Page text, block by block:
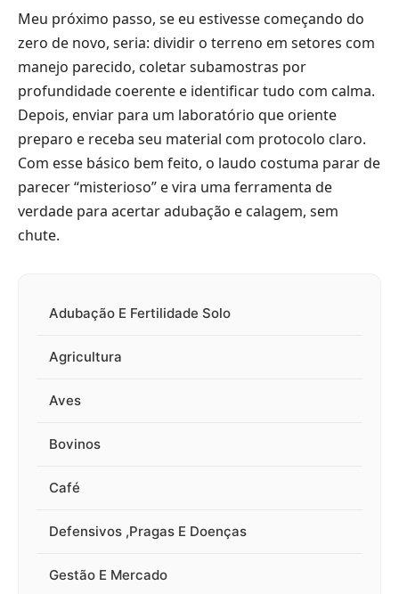
Meu próximo passo, se eu estivesse começando do
zero de novo, seria: dividir o terreno em setores com
manejo parecido, coletar subamostras por
profundidade coerente e identificar tudo com calma.
Depois, enviar para um laboratório que oriente
preparo e receba seu material com protocolo claro.
Com esse básico bem feito, o laudo costuma parar de
parecer “misterioso” e vira uma ferramenta de
verdade para acertar adubação e calagem, sem
chute.
Adubação E Fertilidade Solo
Agricultura
Aves
Bovinos
Café
Defensivos ,Pragas E Doenças
Gestão E Mercado